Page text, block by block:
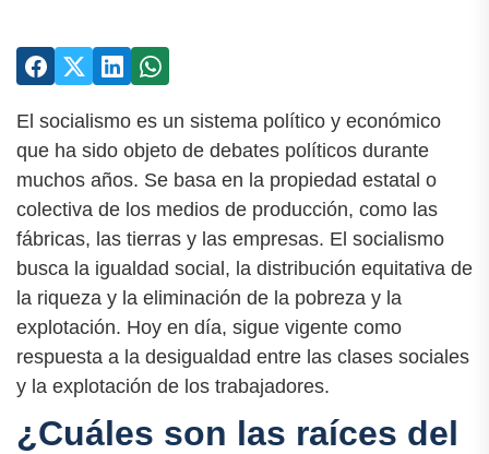
El socialismo es un sistema político y económico
que ha sido objeto de debates políticos durante
muchos años. Se basa en la propiedad estatal o
colectiva de los medios de producción, como las
fábricas, las tierras y las empresas. El socialismo
busca la igualdad social, la distribución equitativa de
la riqueza y la eliminación de la pobreza y la
explotación. Hoy en día, sigue vigente como
respuesta a la desigualdad entre las clases sociales
y la explotación de los trabajadores.
¿Cuáles son las raíces del